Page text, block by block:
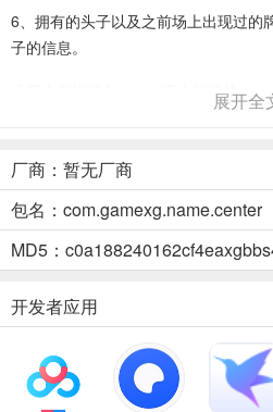
6、拥有的头子以及之前场上出现过的
子的信息。
满贯大亨棋牌Android官方版优势
乐的炸金花，和世界各地的玩家一起炸
2、所有游戏免费玩，还有各种福利通
3、优化炮台，彰显尊贵身份，狂拽炫
4、【单机残局闯关】多种模式并存，
满贯大亨棋牌Android官方版亮点
1、这是一款最近十分火爆的手机棋牌
棋牌游戏，将这些棋牌游戏免费提供
展开全
厂商：暂无厂商
包名：com.gamexg.name.center
MD5：
开发者应用